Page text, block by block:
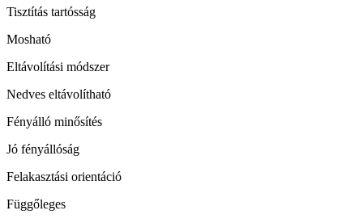
Tisztítás tartósság
Mosható
Eltávolítási módszer
Nedves eltávolítható
Fényálló minősítés
Jó fényállóság
Felakasztási orientáció
Függőleges